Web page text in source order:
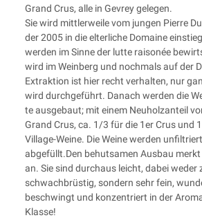
Grand Crus, alle in Gevrey gelegen.
Sie wird mitt­ler­wei­le vom jun­gen Pierre
der 2005 in die elter­li­che Domaine
wer­den im Sin­ne der lut­te rai­so­née
wird im Wein­berg und noch­mals auf der
Extrak­ti­on ist hier recht ver­hal­ten, nur
wird durch­ge­führt. Danach wer­den die
te aus­ge­baut; mit einem Neu­holz­an­teil
Grand Crus, ca. 1/3 für die 1er Crus und
Vil­la­ge-Wei­ne. Die Wei­ne wer­den
abgefüllt.Den behut­sa­men Aus­bau merkt
an. Sie sind durch­aus leicht, dabei weder
schwach­brüs­tig, son­dern sehr fein,
beschwingt und kon­zen­triert in der
Klasse!